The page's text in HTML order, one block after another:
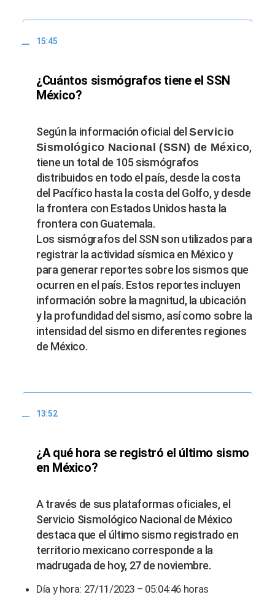
15:45
¿Cuántos sismógrafos tiene el SSN
México?
Según la información oficial delServicio
Sismológico Nacional (SSN) de México,
tiene un total de 105 sismógrafos
distribuidos en todo el país, desde la costa
del Pacífico hasta la costa del Golfo, y desde
la frontera con Estados Unidos hasta la
frontera con Guatemala.
Los sismógrafos del SSN son utilizados para
registrar la actividad sísmica en México y
para generar reportes sobre los sismos que
ocurren en el país. Estos reportes incluyen
información sobre la magnitud, la ubicación
y la profundidad del sismo, así como sobre la
intensidad del sismo en diferentes regiones
de México.
13:52
¿A qué hora se registró el último sismo
en México?
A través de sus plataformas oficiales, el
Servicio Sismológico Nacional de México
destaca que el último sismo registrado en
territorio mexicano corresponde a la
madrugada de hoy, 27 de noviembre.
Día y hora: 27/11/2023 – 05:04:46 horas